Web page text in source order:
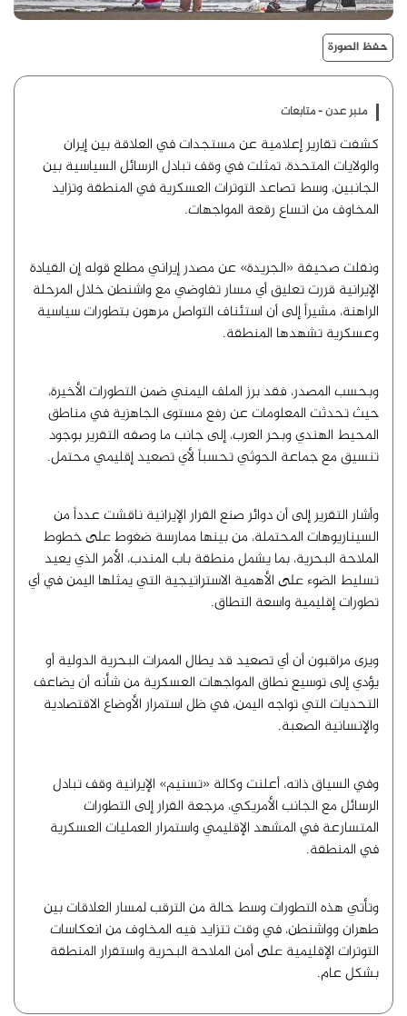
حفظ الصورة
منبر عدن - متابعات
كشفت تقارير إعلامية عن مستجدات في العلاقة بين إيران
والولايات المتحدة، تمثلت في وقف تبادل الرسائل السياسية بين
الجانبين، وسط تصاعد التوترات العسكرية في المنطقة وتزايد
المخاوف من اتساع رقعة المواجهات.
ونقلت صحيفة «الجريدة» عن مصدر إيراني مطلع قوله إن القيادة
الإيرانية قررت تعليق أي مسار تفاوضي مع واشنطن خلال المرحلة
الراهنة، مشيراً إلى أن استئناف التواصل مرهون بتطورات سياسية
وعسكرية تشهدها المنطقة.
وبحسب المصدر، فقد برز الملف اليمني ضمن التطورات الأخيرة،
حيث تحدثت المعلومات عن رفع مستوى الجاهزية في مناطق
المحيط الهندي وبحر العرب، إلى جانب ما وصفه التقرير بوجود
تنسيق مع جماعة الحوثي تحسباً لأي تصعيد إقليمي محتمل.
وأشار التقرير إلى أن دوائر صنع القرار الإيرانية ناقشت عدداً من
السيناريوهات المحتملة، من بينها ممارسة ضغوط على خطوط
الملاحة البحرية، بما يشمل منطقة باب المندب، الأمر الذي يعيد
تسليط الضوء على الأهمية الاستراتيجية التي يمثلها اليمن في أي
تطورات إقليمية واسعة النطاق.
ويرى مراقبون أن أي تصعيد قد يطال الممرات البحرية الدولية أو
يؤدي إلى توسيع نطاق المواجهات العسكرية من شأنه أن يضاعف
التحديات التي تواجه اليمن، في ظل استمرار الأوضاع الاقتصادية
والإنسانية الصعبة.
وفي السياق ذاته، أعلنت وكالة «تسنيم» الإيرانية وقف تبادل
الرسائل مع الجانب الأمريكي، مرجعة القرار إلى التطورات
المتسارعة في المشهد الإقليمي واستمرار العمليات العسكرية
في المنطقة.
وتأتي هذه التطورات وسط حالة من الترقب لمسار العلاقات بين
طهران وواشنطن، في وقت تتزايد فيه المخاوف من انعكاسات
التوترات الإقليمية على أمن الملاحة البحرية واستقرار المنطقة
بشكل عام.